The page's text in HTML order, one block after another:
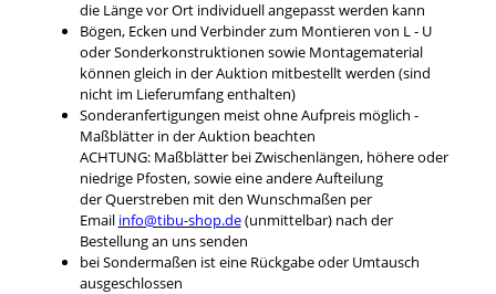
die Länge vor Ort individuell angepasst werden kann
Bögen, Ecken und Verbinder zum Montieren von L - U
oder Sonderkonstruktionen sowie Montagematerial
können gleich in der Auktion mitbestellt werden (sind
nicht im Lieferumfang enthalten)
Sonderanfertigungen meist ohne Aufpreis möglich -
Maßblätter in der Auktion beachten
ACHTUNG: Maßblätter bei Zwischenlängen, höhere oder
niedrige Pfosten, sowie eine andere Aufteilung
der Querstreben mit den Wunschmaßen per
Email info@tibu-shop.de(unmittelbar) nach der
Bestellung an uns senden
bei Sondermaßen ist eine Rückgabe oder Umtausch
ausgeschlossen